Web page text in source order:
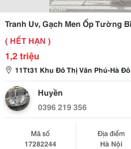
Tranh Uv, Gạch Men Ốp Tường
( HẾT HẠN )
1,2 triệu
11Tt31 Khu Đô Thị Văn Phú-Hà
Huyền
0396 219 356
Mã số
17282244
Địa điểm
Hà Nội